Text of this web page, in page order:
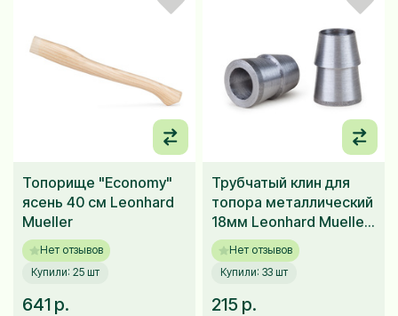
Топорище "Economy"
ясень 40 см Leonhard
Mueller
Нет отзывов
Купили: 25 шт
641 р.
Трубчатый клин для
топора металлический
18мм Leonhard Mueller
2 шт
Нет отзывов
Купили: 33 шт
215 р.